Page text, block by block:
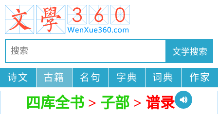
诗文 古籍 名句 字典 词典 作家
四库全书 > 子部 > 谱录